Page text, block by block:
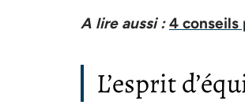
A lire aussi : 4
L’esprit